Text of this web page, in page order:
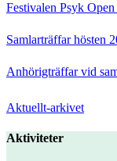
Festivalen Psyk
Samlarträffar hösten
Anhörigträffar vid
Aktuellt-arkivet
Aktiviteter